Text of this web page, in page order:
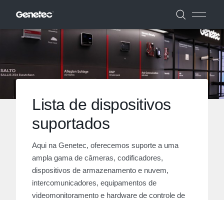
Lista de dispositivos
suportados
Aqui na Genetec, oferecemos suporte a uma
ampla gama de câmeras, codificadores,
dispositivos de armazenamento e nuvem,
intercomunicadores, equipamentos de
videomonitoramento e hardware de controle de